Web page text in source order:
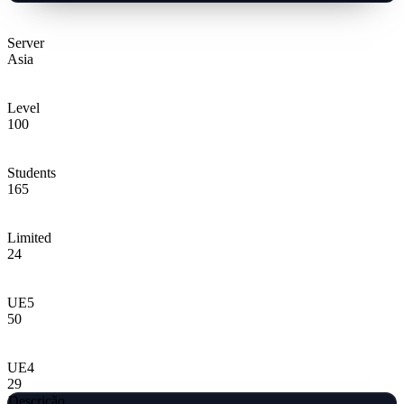
Server
Asia
Level
100
Students
165
Limited
24
UE5
50
UE4
29